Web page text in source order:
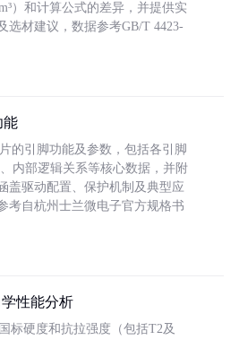
）和计算公式的差异，并提供实
选材建议，数据参考GB/T 4423-
能
的引脚功能及参数，包括各引脚
内部逻辑关系等核心数据，并附
盖驱动配置、保护机制及典型应
考自杭州士兰微电子官方规格书
性能分析
标硬度和抗拉强度（包括T2及